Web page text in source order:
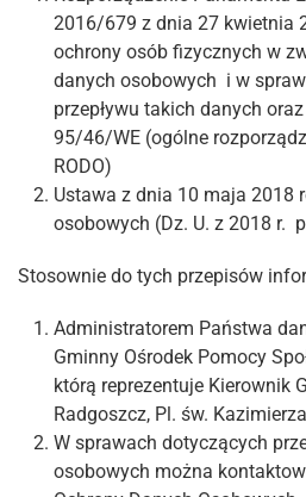
2016/679 z dnia 27 kwietnia
ochrony osób fizycznych w
danych osobowych i w
przepływu takich danych
95/46/WE (ogólne
RODO)
Ustawa z dnia 10 maja 2018
osobowych (Dz. U. z 2018 r.
Stosownie do tych przepisów
Administratorem Państwa
Gminny Ośrodek Pomocy
którą reprezentuje Kierownik
Radgoszcz, Pl. św.
W sprawach dotyczących
osobowych można